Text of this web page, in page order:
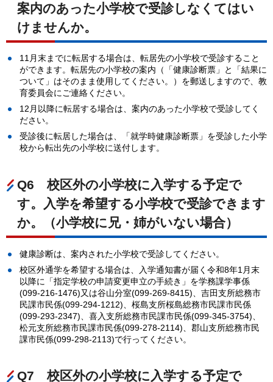
案内のあった小学校で受診しなくてはい
けませんか。
11月末までに転居する場合は、転居先の小学校で受診すること
ができます。転居先の小学校の案内（「健康診断票」と「結果に
ついて」はそのまま使用してください。）を郵送しますので、教
育委員会にご連絡ください。
12月以降に転居する場合は、案内のあった小学校で受診してく
ださい。
受診後に転居した場合は、「就学時健康診断票」を受診した小学
校から転出先の小学校に送付します。
Q6 校区外の小学校に入学する予定で
す。入学を希望する小学校で受診できます
か。（小学校に兄・姉がいない場合）
健康診断は、案内された小学校で受診してください。
校区外通学を希望する場合は、入学通知書が届く令和8年1月末
以降に「指定学校の申請変更申立の手続き」を学務課学事係
(099-216-1476)又は谷山分室(099-269-8415)、吉田支所総務市
民課市民係(099-294-1212)、桜島支所桜島総務市民課市民係
(099-293-2347)、喜入支所総務市民課市民係(099-345-3754)、
松元支所総務市民課市民係(099-278-2114)、郡山支所総務市民
課市民係(099-298-2113)で行ってください。
Q7 校区外の小学校に入学する予定で